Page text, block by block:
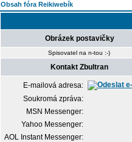
Obsah fóra Reikiwebík
Obrázek postavičky
Spisovatel na n-tou :-)
Kontakt Zbultran
E-mailová adresa:
Soukromá zpráva:
MSN Messenger:
Yahoo Messenger:
AOL Instant Messenger: